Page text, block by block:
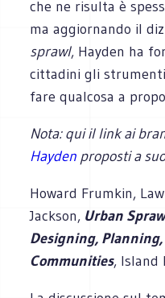
che ne risulta è
ma aggiornando il
sprawl, Hayden ha
cittadini gli
fare qualcosa a
Nota: qui il link ai
Hayden proposti a
Howard Frumkin,
Jackson, Urban
Designing,
Communities, Island